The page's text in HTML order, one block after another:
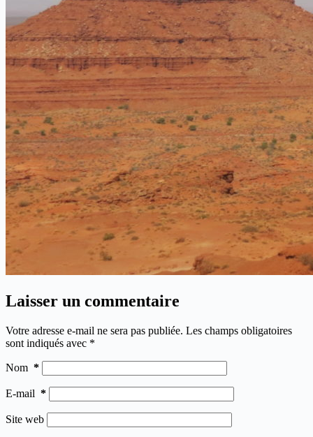
Laisser un commentaire
Votre adresse e-mail ne sera pas publiée. Les champs obligatoires
sont indiqués avec *
Nom *
E-mail *
Site web